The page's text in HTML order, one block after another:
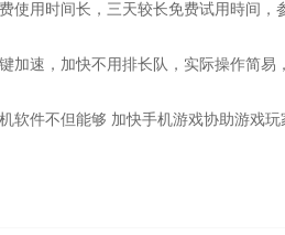
使用时间长，三天较长免费试用時间，
加速，加快不用排长队，实际操作简易
软件不但能够 加快手机游戏协助游戏